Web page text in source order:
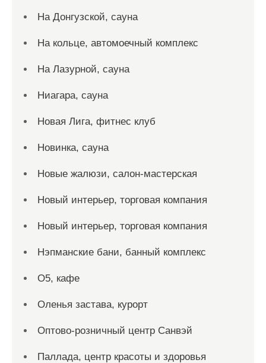
На Донгузской, сауна
На кольце, автомоечный комплекс
На Лазурной, сауна
Ниагара, сауна
Новая Лига, фитнес клуб
Новинка, сауна
Новые жалюзи, салон-мастерская
Новый интерьер, торговая компания
Новый интерьер, торговая компания
Нэпманские бани, банный комплекс
О5, кафе
Оленья застава, курорт
Оптово-розничный центр Санвэй
Паллада, центр красоты и здоровья